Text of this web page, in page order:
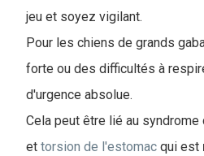
jeu et soyez vigilant.
Pour les chiens de grands
forte ou des difficultés à
d'urgence absolue.
Cela peut être lié au syndrome
et torsion de l'estomac qui est